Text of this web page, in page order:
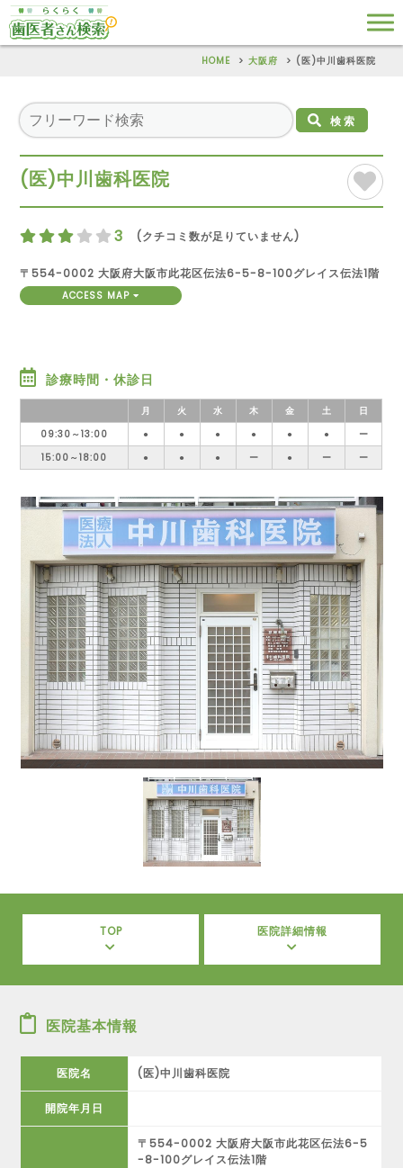
HOME 大阪府 (医)中川歯科医院
検索
(医)中川歯科医院
3 (クチコミ数が足りていません)
〒554-0002 大阪府大阪市此花区伝法6-5-8-100グレイス伝法1階
ACCESS MAP
診療時間・休診日
月 火 水 木 金 土
日
09:30～13:00
● ● ● ● ● ●
ー
15:00～18:00
● ● ● ー ● ー ー
TOP 医院詳細情報
医院基本情報
医院名 (医)中川歯科医院
開院年月日
〒554-0002 大阪府大阪市此花区伝法6-5
-8-100グレイス伝法1階